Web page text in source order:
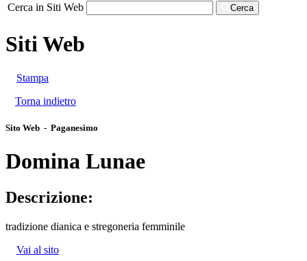
Cerca in Siti Web Cerca
Siti Web
Stampa
Torna indietro
Sito Web - Paganesimo
Domina Lunae
Descrizione:
tradizione dianica e stregoneria femminile
Vai al sito